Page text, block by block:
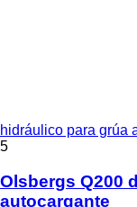
hidráulico para grúa
5
Olsbergs Q200
autocargante